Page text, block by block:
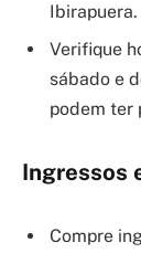
Verifique
sábado e
podem ter
Ingressos
Compre